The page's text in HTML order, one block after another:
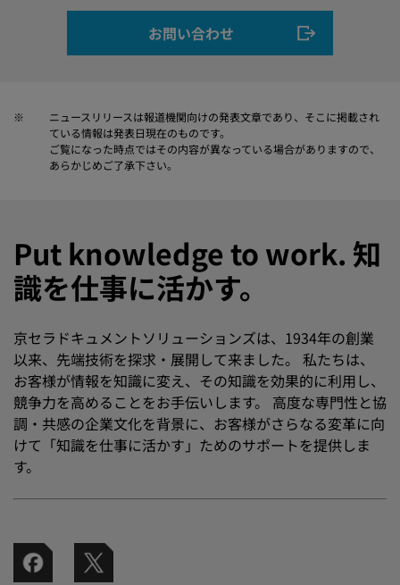
お問い合わせ
※
ニュースリリースは報道機関向けの発表文章であり、そこに掲載され
ている情報は発表日現在のものです。
ご覧になった時点ではその内容が異なっている場合がありますので、
あらかじめご了承下さい。
Put knowledge to work. 知
識を仕事に活かす。
京セラドキュメントソリューションズは、1934年の創業
以来、先端技術を探求・展開して来ました。 私たちは、
お客様が情報を知識に変え、その知識を効果的に利用し、
競争力を高めることをお手伝いします。 高度な専門性と協
調・共感の企業文化を背景に、お客様がさらなる変革に向
けて「知識を仕事に活かす」ためのサポートを提供しま
す。